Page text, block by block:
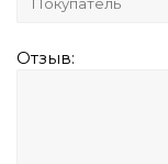
Отзыв: